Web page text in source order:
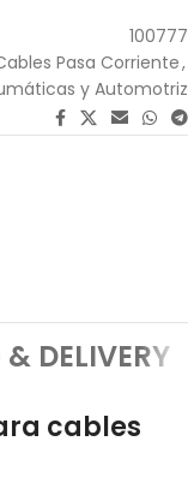
100777
Pasa Corriente,
y Automotriz
DELIVERY
cables